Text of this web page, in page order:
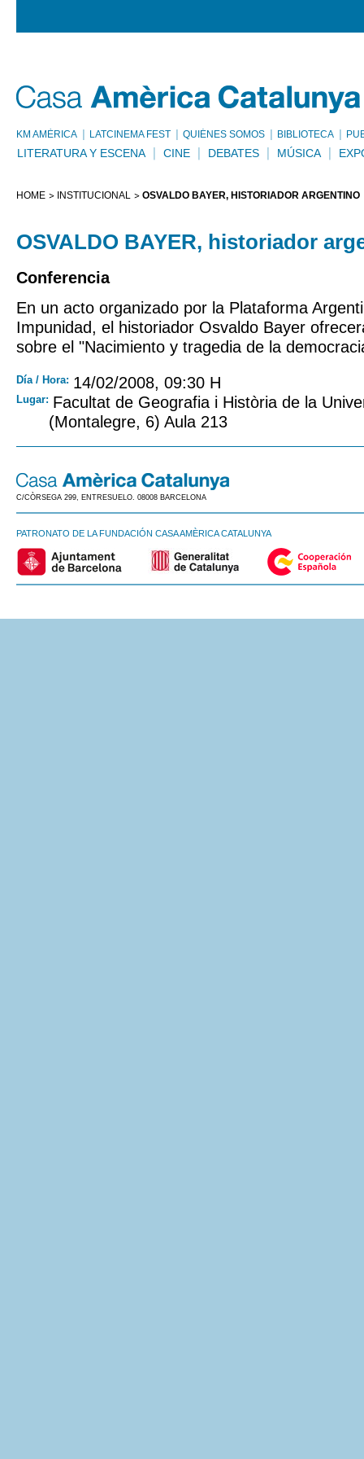
KM AMÈRICA LATCINEMA FEST QUIÉNES SOMOS BIBLIOTECA
LITERATURA Y ESCENA CINE DEBATES MÚSICA
HOME INSTITUCIONAL OSVALDO BAYER, HISTORIADOR ARGENTINO
OSVALDO BAYER, historiador
Conferencia
En un acto organizado por la Plataforma
Impunidad, el historiador Osvaldo Bayer
sobre el "Nacimiento y tragedia de la
Día / Hora: 14/02/2008, 09:30 H
Lugar: Facultat de Geografia i Història de la
(Montalegre, 6) Aula 213
C/CÒRSEGA 299, ENTRESUELO. 08008 BARCELONA
PATRONATO DE LA FUNDACIÓN CASA AMÈRICA CATALUNYA